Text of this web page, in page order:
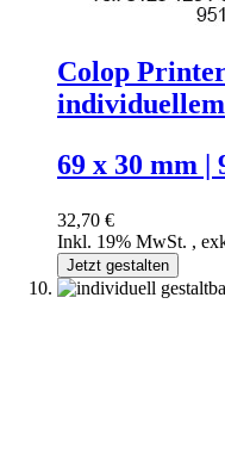
Colop
69 x 30 mm |
32,70 €
Inkl. 19% MwSt. ,
Jetzt gestalten